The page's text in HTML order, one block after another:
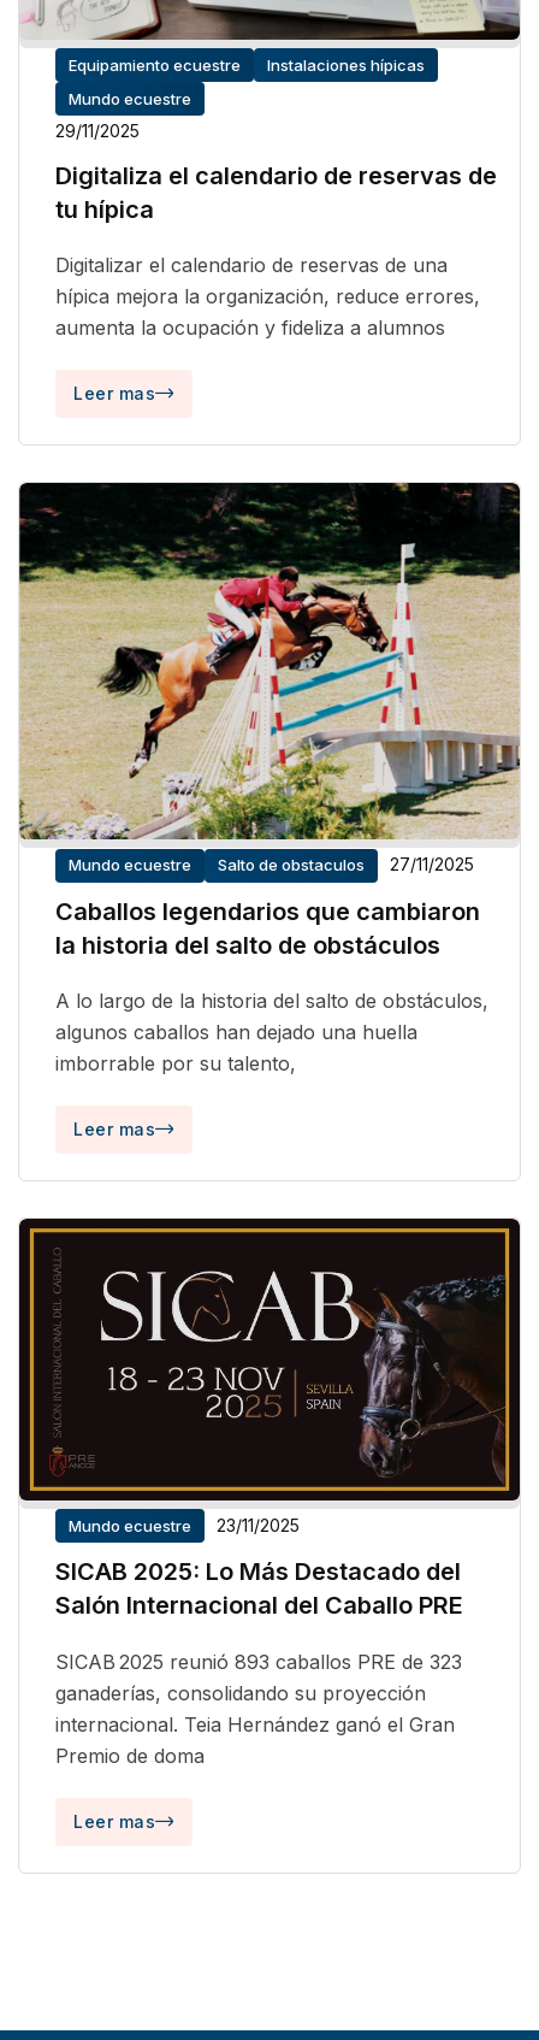
Equipamiento ecuestre
Instalaciones hípicas
Mundo ecuestre
29/11/2025
Digitaliza el calendario de reservas de
tu hípica
Digitalizar el calendario de reservas de una
hípica mejora la organización, reduce errores,
aumenta la ocupación y fideliza a alumnos
Leer mas
Mundo ecuestre Salto de obstaculos 27/11/2025
Caballos legendarios que cambiaron
la historia del salto de obstáculos
A lo largo de la historia del salto de obstáculos,
algunos caballos han dejado una huella
imborrable por su talento,
Leer mas
Mundo ecuestre 23/11/2025
SICAB 2025: Lo Más Destacado del
Salón Internacional del Caballo PRE
SICAB 2025 reunió 893 caballos PRE de 323
ganaderías, consolidando su proyección
internacional. Teia Hernández ganó el Gran
Premio de doma
Leer mas